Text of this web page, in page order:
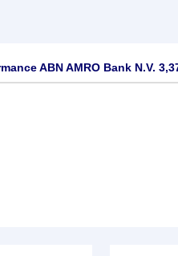
ABN AMRO Bank N.V.